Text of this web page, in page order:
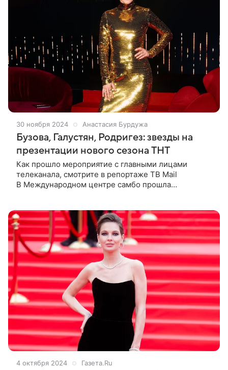
30 ноября 2024 Анастасия Бурдужа
Бузова, Галустян, Родригез: звезды на
презентации нового сезона ТНТ
Как прошло мероприятие с главными лицами
телеканала, смотрите в репортаже ТВ Mail
В Международном центре самбо прошла
Михаил
4 октября 2024 Газета.Ru